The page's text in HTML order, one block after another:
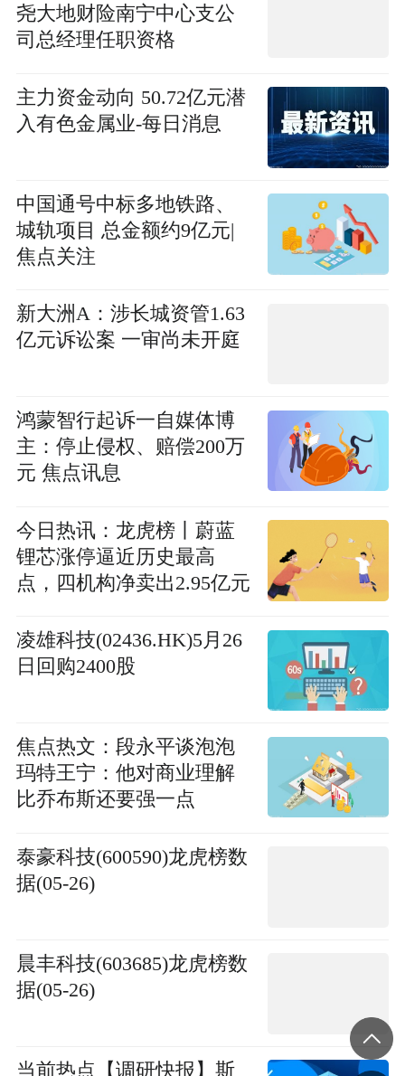
尧大地财险南宁中心支公
司总经理任职资格
主力资金动向 50.72亿元潜
入有色金属业-每日消息
中国通号中标多地铁路、
城轨项目 总金额约9亿元|
焦点关注
新大洲A：涉长城资管1.63
亿元诉讼案 一审尚未开庭
鸿蒙智行起诉一自媒体博
主：停止侵权、赔偿200万
元 焦点讯息
今日热讯：龙虎榜丨蔚蓝
锂芯涨停逼近历史最高
点，四机构净卖出2.95亿元
凌雄科技(02436.HK)5月26
日回购2400股
焦点热文：段永平谈泡泡
玛特王宁：他对商业理解
比乔布斯还要强一点
泰豪科技(600590)龙虎榜数
据(05-26)
晨丰科技(603685)龙虎榜数
据(05-26)
当前热点【调研快报】斯